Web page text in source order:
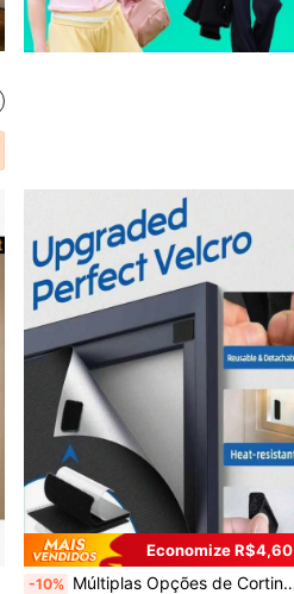
Economize R$4,60
-10% Múltiplas Opções de Cortinas Blackout: Cortinas para Claraboia, Cortinas com Proteção UV e Painéis Temporários Blackout. Instalação Fácil, Tamanho Personalizável. Excelente Efeito Blackout, Tecido Leve, Armazenamento Conveniente. Escolha Ideal para Quarto e Janelas de Carro.